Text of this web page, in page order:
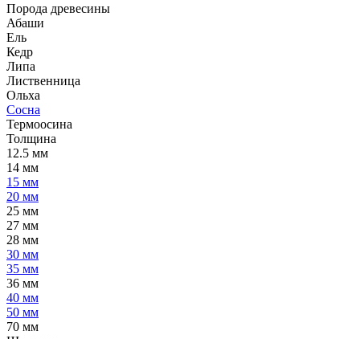
Порода древесины
Абаши
Ель
Кедр
Липа
Лиственница
Ольха
Сосна
Термоосина
Толщина
12.5 мм
14 мм
15 мм
20 мм
25 мм
27 мм
28 мм
30 мм
35 мм
36 мм
40 мм
50 мм
70 мм